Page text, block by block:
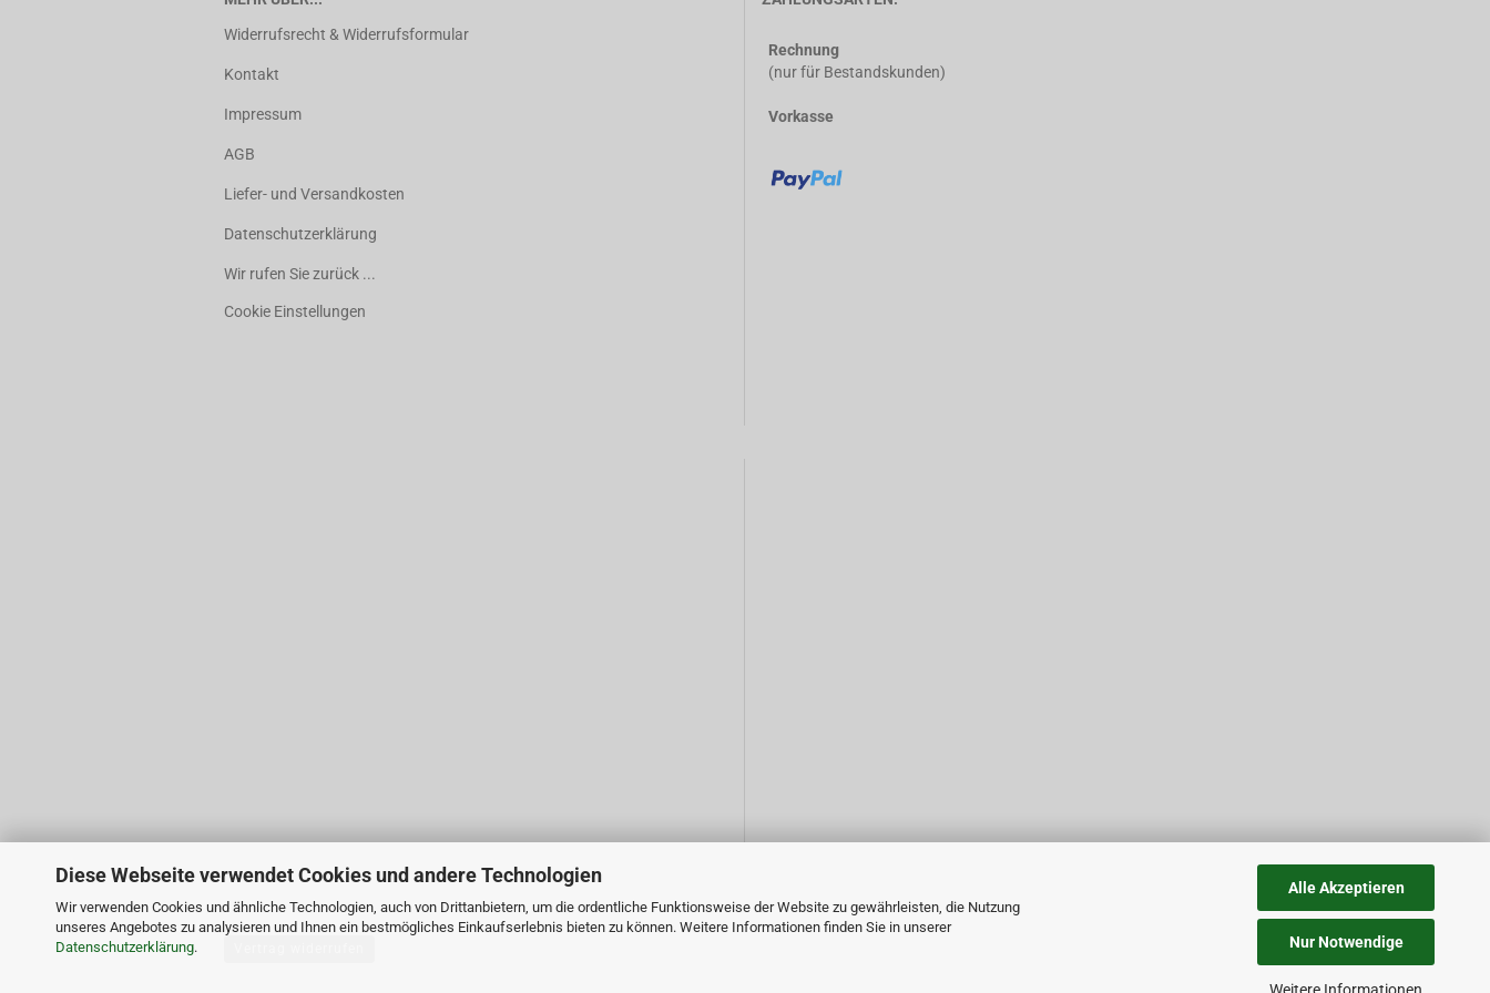
Diese Webseite verwendet Cookies und andere Technologien
Wir verwenden Cookies und ähnliche Technologien, auch von Drittanbietern, um die ordentliche Funktionsweise der Website zu gewährleisten, die Nutzung
unseres Angebotes zu analysieren und Ihnen ein bestmögliches Einkaufserlebnis bieten zu können. Weitere Informationen finden Sie in unserer
Datenschutzerklärung.
Alle Akzeptieren
Nur Notwendige
Weitere Informationen
Widerrufsrecht & Widerrufsformular
Kontakt
Impressum
AGB
Liefer- und Versandkosten
Datenschutzerklärung
Wir rufen Sie zurück ...
Cookie Einstellungen
Rechnung
(nur für Bestandskunden)
Vorkasse